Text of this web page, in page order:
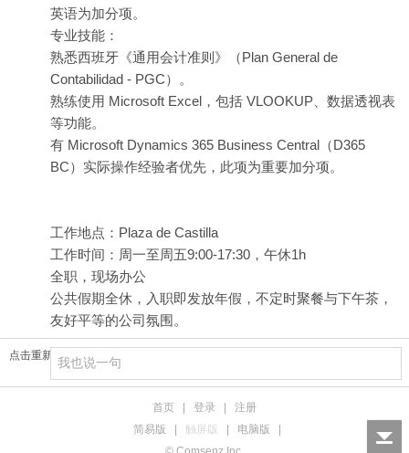
英语为加分项。
专业技能：
熟悉西班牙《通用会计准则》（Plan General de
Contabilidad - PGC）。
熟练使用 Microsoft Excel，包括 VLOOKUP、数据透视表
等功能。
有 Microsoft Dynamics 365 Business Central（D365
BC）实际操作经验者优先，此项为重要加分项。
工作地点：Plaza de Castilla
工作时间：周一至周五9:00-17:30，午休1h
全职，现场办公
公共假期全休，入职即发放年假，不定时聚餐与下午茶，
友好平等的公司氛围。
点击重新加载
首页 登录
注册
简易版
触屏版 电脑版